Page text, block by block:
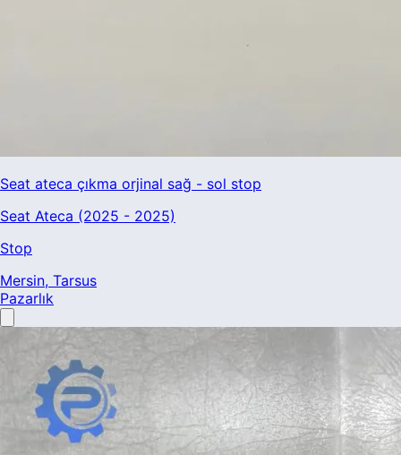
Seat ateca çıkma orjinal sağ - sol stop
Seat Ateca (2025 - 2025)
Stop
Mersin, Tarsus
Pazarlık